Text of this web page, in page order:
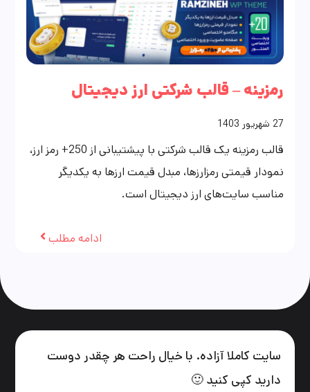
رمزینه – قالب شرکتی ارز دیجیتال
27 شهریور 1403
قالب رمزینه یک قالب شرکتی با پیشتیبانی از 250+ رمز ارز،
نمودار قیمتی رمزارزها، مبدل قیمت ارزها به یکدیگر
مناسب سایت‌های ارز دیجیتال است.
ادامه مطلب
سایت کاملا آزاده. با خیال راحت هر چقدر دوست
دارید کپی کنید 🙂